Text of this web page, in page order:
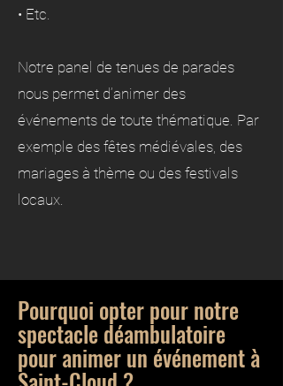
• Etc.
Notre panel de tenues de parades
nous permet d’animer des
événements de toute thématique. Par
exemple des fêtes médiévales, des
mariages à thème ou des festivals
locaux.
Pourquoi opter pour notre
spectacle déambulatoire
pour animer un événement à